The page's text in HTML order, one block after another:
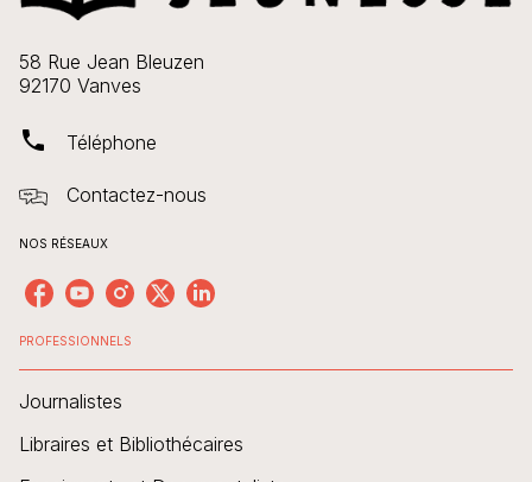
58 Rue Jean Bleuzen
92170 Vanves
phone Téléphone
Contactez-nous
NOS RÉSEAUX
PROFESSIONNELS
Journalistes
Libraires et Bibliothécaires